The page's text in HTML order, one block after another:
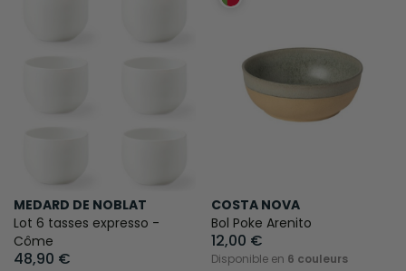
MEDARD DE NOBLAT
Lot 6 tasses expresso -
Côme
48,90 €
COSTA NOVA
Bol Poke Arenito
12,00 €
Disponible en 6 couleurs